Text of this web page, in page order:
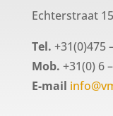
Echterstraat
Tel. +31(0)475
Mob. +31(0) 6
E-mail